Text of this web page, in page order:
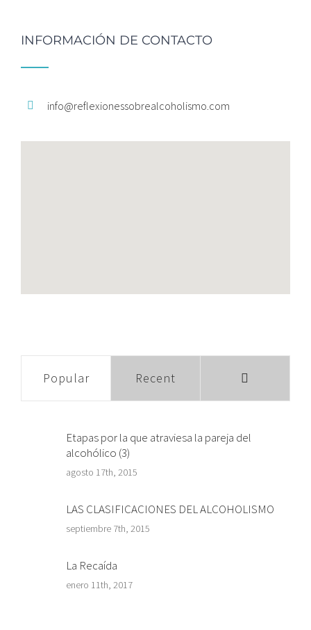
INFORMACIÓN DE CONTACTO
info@reflexionessobrealcoholismo. com
Popular Recent
Etapas por la que atraviesa la pareja del
alcohólico (3)
agosto 17th, 2015
LAS CLASIFICACIONES DEL ALCOHOLISMO
septiembre 7th, 2015
La Recaída
enero 11th, 2017